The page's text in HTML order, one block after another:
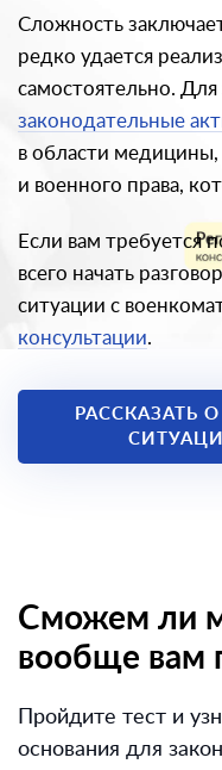
Сложность
редко удается
самостоятельно.
законодательные
в области медицины,
и военного права,
Если вам требуется
всего начать
ситуации с
консультации.
РАССКАЗАТЬ
Сможем ли
вообще вам
Пройдите тест и
основания для